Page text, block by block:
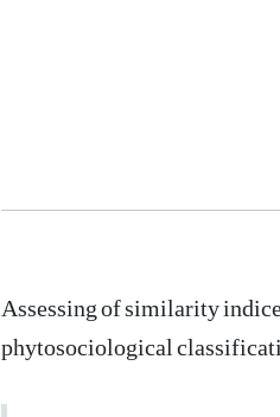
Assessing of similarity
phytosociological